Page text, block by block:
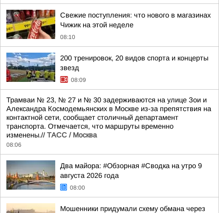
Свежие поступления: что нового в магазинах
Чижик на этой неделе
08:10
200 тренировок, 20 видов спорта и концерты
звезд
08:09
Трамваи № 23, № 27 и № 30 задерживаются на улице Зои и
Александра Космодемьянских в Москве из-за препятствия на
контактной сети, сообщает столичный департамент
транспорта. Отмечается, что маршруты временно
изменены.// ТАСС / Москва
08:06
Два майора: #Обзорная #Сводка на утро 9
августа 2026 года
08:00
Мошенники придумали схему обмана через